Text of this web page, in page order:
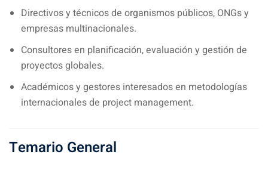
Directivos y técnicos de organismos públicos, ONGs y
empresas multinacionales.
Consultores en planificación, evaluación y gestión de
proyectos globales.
Académicos y gestores interesados en metodologías
internacionales de project management.
Temario General